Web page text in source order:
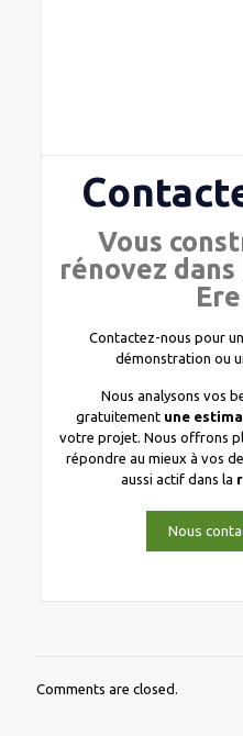
Vous
rénovez
Contactez-nous pour
démonstration ou
Nous analysons vos
gratuitement une
votre projet. Nous offrons
répondre au mieux à vos
aussi actif dans la
Nous
Comments are closed.